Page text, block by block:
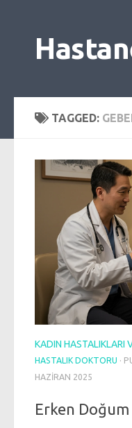
TAGGED:
KADIN HASTALIKLARI
HASTALIK DOKTORU ·
HAZIRAN 2025
Erken Doğum